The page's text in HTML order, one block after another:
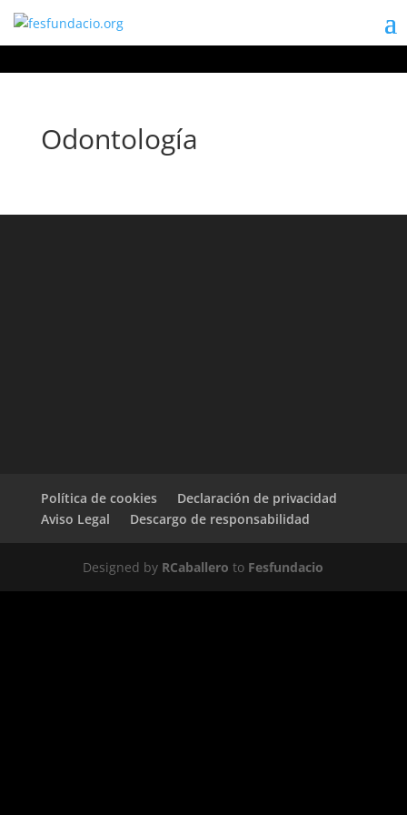
Odontología
Política de cookies
Declaración de privacidad
Aviso Legal
Descargo de responsabilidad
Designed by RCaballero to Fesfundacio